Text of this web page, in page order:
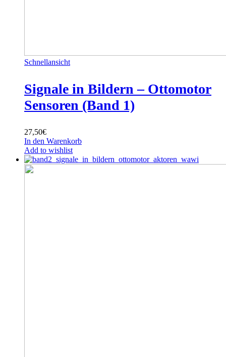
Schnellansicht
Signale in Bildern – Ottomotor
Sensoren (Band 1)
27,50€
In den Warenkorb
Add to wishlist